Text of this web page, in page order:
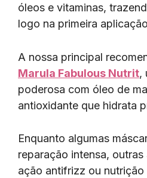
óleos e vitaminas,
logo na primeira
A nossa principal
Marula Fabulous Nutrit,
poderosa com óleo de
antioxidante que hidrata
Enquanto algumas
reparação intensa,
ação antifrizz ou nutrição